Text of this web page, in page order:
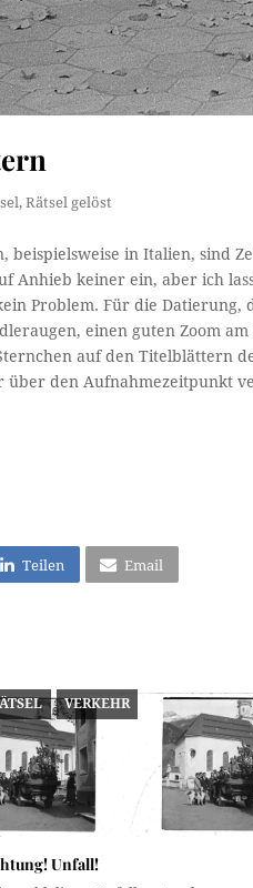
,Rätsel gelöst
beispielsweise in Italien, sind
Anhieb keiner ein, aber ich
Problem. Für die Datierung,
einen guten Zoom
auf den Titelblättern
über den Aufnahmezeitpunkt
Teilen Email
VERKEHR
Unfall!